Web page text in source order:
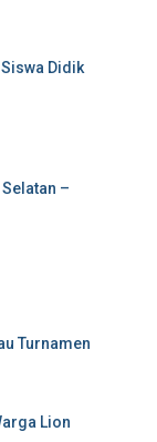
Didik
–
Turnamen
Lion